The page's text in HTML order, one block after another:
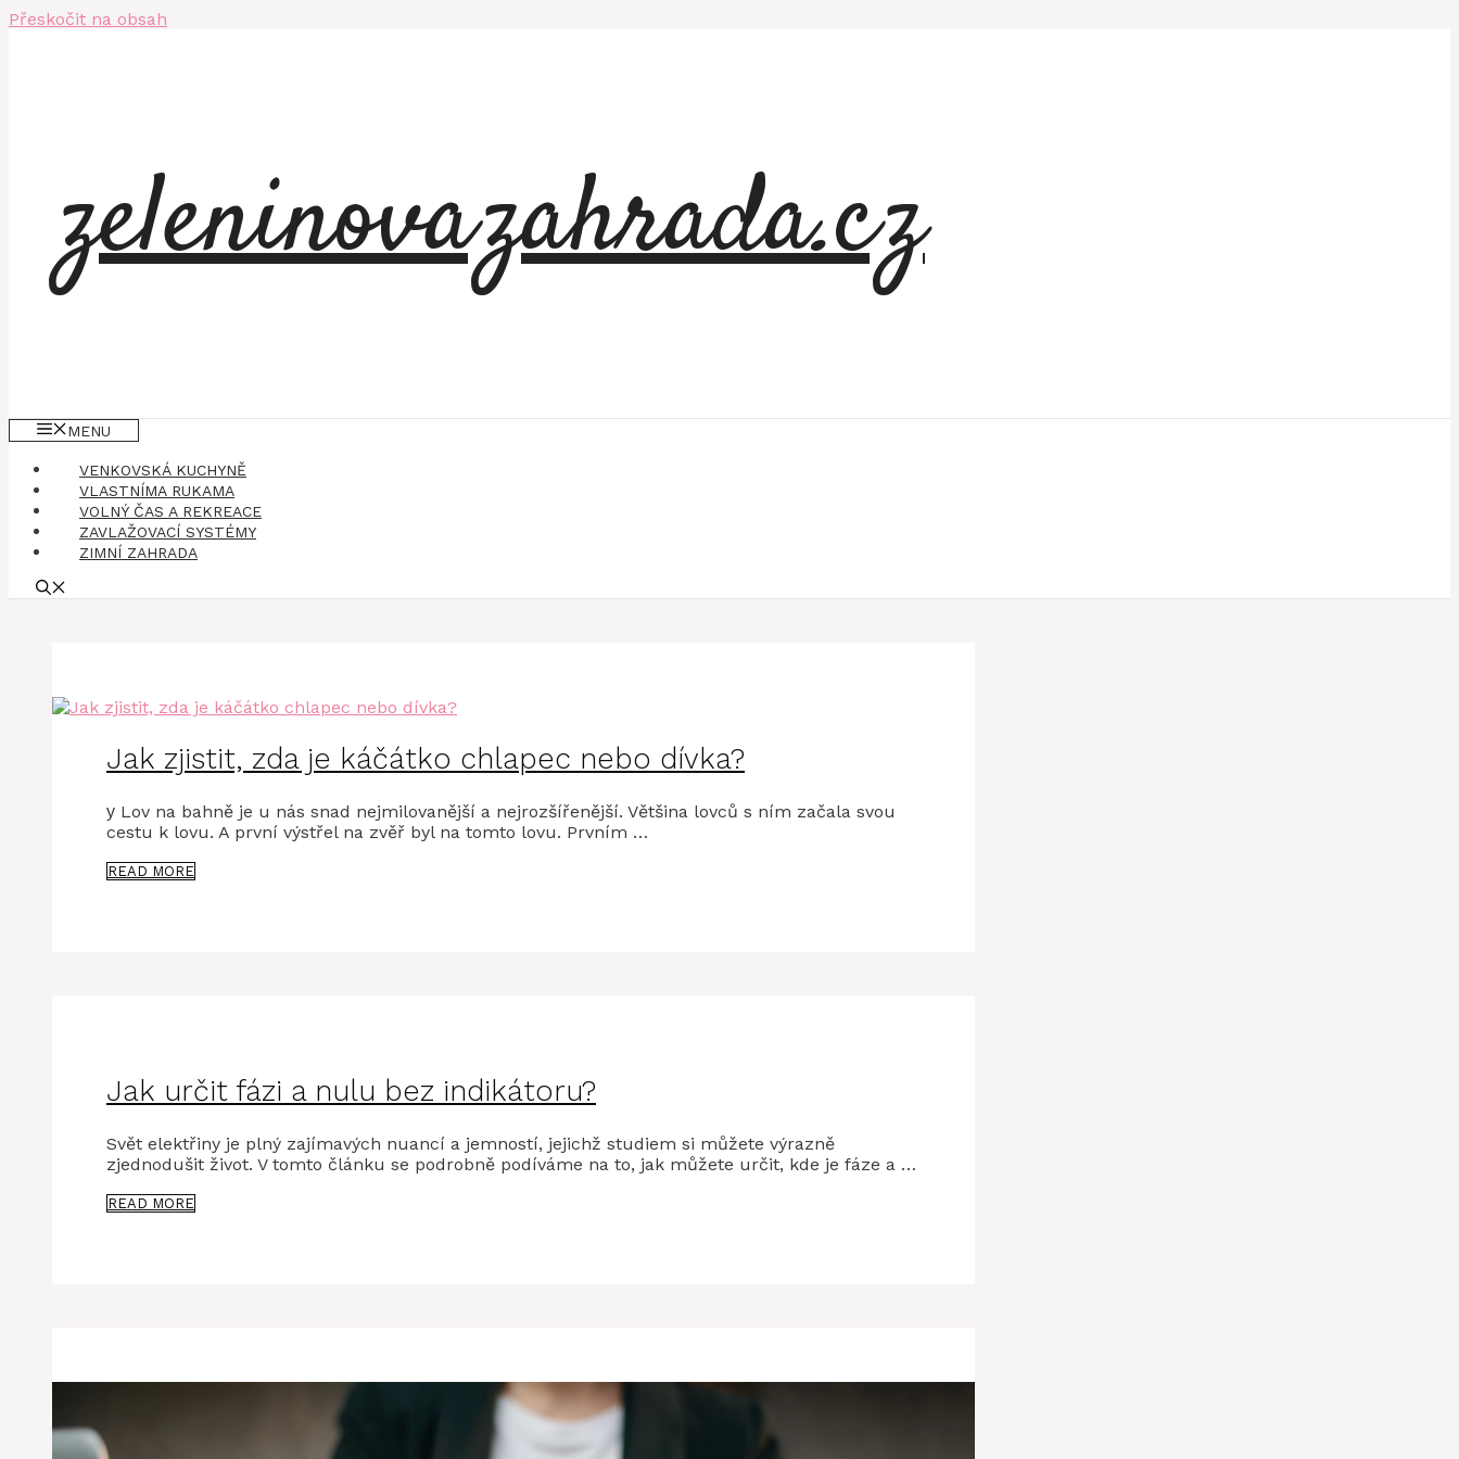
Přeskočit na obsah
zeleninovazahrada.cz
MENU
VENKOVSKÁ KUCHYNĚ
VLASTNÍMA RUKAMA
VOLNÝ ČAS A REKREACE
ZAVLAŽOVACÍ SYSTÉMY
ZIMNÍ ZAHRADA
Jak zjistit, zda je káčátko chlapec nebo dívka?
у Lov na bahně je u nás snad nejmilovanější a nejrozšířenější. Většina lovců s ním začala svou
cestu k lovu. A první výstřel na zvěř byl na tomto lovu. Prvním …
READ MORE
Jak určit fázi a nulu bez indikátoru?
Svět elektřiny je plný zajímavých nuancí a jemností, jejichž studiem si můžete výrazně
zjednodušit život. V tomto článku se podrobně podíváme na to, jak můžete určit, kde je fáze a …
READ MORE